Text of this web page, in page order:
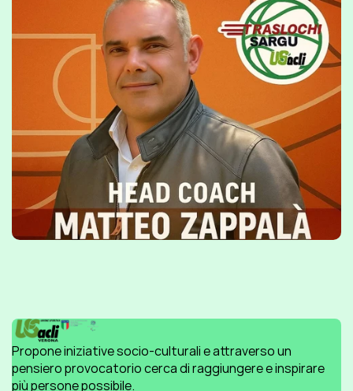
Propone iniziative socio-culturali e attraverso un
pensiero provocatorio cerca di raggiungere e inspirare
più persone possibile.